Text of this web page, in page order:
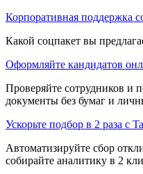
Корпоративная поддержка
Какой соцпакет вы
Оформляйте кандидатов
Проверяйте сотрудников и
документы без бумаг и
Ускорьте подбор в 2 раза с
Автоматизируйте сбор
собирайте аналитику в 2